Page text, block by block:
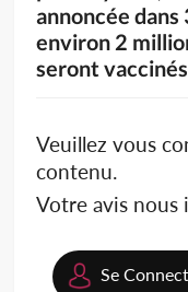
annoncée
environ 2
seront
Veuillez vous
contenu.
Votre avis nous
Se